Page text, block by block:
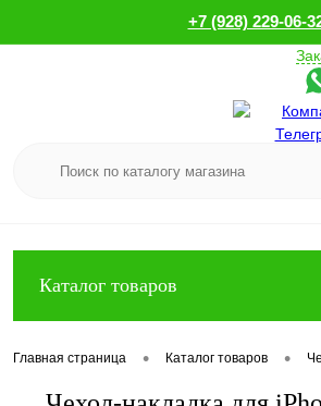
+7 (928) 229-06-
Каталог товаров
Главная страница • Каталог товаров •